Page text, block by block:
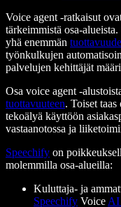
Voice agent -ratkaisut
tärkeimmistä osa-
yhä enemmän
työnkulkujen
palvelujen kehittäjät
Osa voice agent -
tuottavuuteen. Toiset
tekoälyä käyttöön
vastaanotossa ja
Speechify on
molemmilla osa-alueilla:
Kuluttaja- ja
Speechify Voice AI